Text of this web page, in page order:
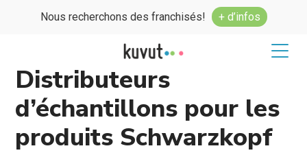
Nous recherchons des franchisés! + d’infos
Distributeurs
d’échantillons pour les
produits Schwarzkopf